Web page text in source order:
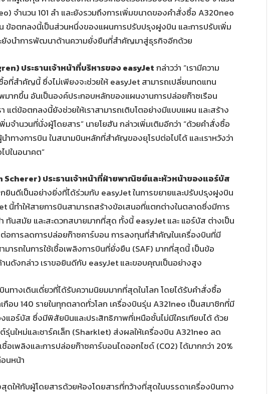
จำนวน 101 ลำ และยังรวมถึงการเพิ่มขนาดของคำสั่งซื้อ A320neo
ข้อตกลงนี้เป็นส่วนหนึ่งของแผนการปรับปรุงฝูงบิน และการปรับเพิ่ม
ยังนำการพัฒนาด้านความยั่งยืนที่สำคัญมาสู่ธุรกิจอีกด้วย
ประธานเจ้าหน้าที่บริหารของ easyJet กล่าวว่า “เรามีความ
ที่สำคัญนี้ ซึ่งไม่เพียงจะช่วยให้ easyJet สามารถเปลี่ยนทดแทน
มากขึ้น อันเป็นองค์ประกอบหลักของแผนงานการปล่อยก๊าซเรือน
แต่ข้อตกลงนี้ยังช่วยให้เราสามารถเติบโตอย่างมีแบบแผน และสร้าง
ำนวนที่นั่งผู้โดยสาร” นายโยฮัน กล่าวเพิ่มเติมอีกว่า “ด้วยคำสั่งซื้อ
ทางการบิน ในสนามบินหลักที่สำคัญของยุโรปต่อไปได้ และเราหวังว่า
ปในอนาคต”
Scherer) ประธานเจ้าหน้าที่ฝ่ายพาณิชย์และหัวหน้าของแอร์บัส
ยินดีเป็นอย่างยิ่งที่ได้ร่วมกับ easyJet ในการขยายและปรับปรุงฝูงบิน
นี้ทำให้สายการบินสามารถสร้างข้อเสนอที่แตกต่างในตลาดซึ่งมีการ
ทันสมัย และสะดวกสบายมากที่สุด ทั้งนี้ easyJet และ แอร์บัส ต่างเป็น
อการลดการปล่อยก๊าซคาร์บอน การลงทุนที่สำคัญในเครื่องบินที่มี
มารถในการใช้เชื้อเพลิงการบินที่ยั่งยืน (SAF) มากที่สุดนี้ เป็นข้อ
นดังกล่าว เราขอยินดีกับ easyJet และขอบคุณเป็นอย่างสูง
ทางเดินเดี่ยวที่ได้รับความนิยมมากที่สุดในโลก โดยได้รับคำสั่งซื้อ
กือบ 140 รายในทุกตลาดทั่วโลก เครื่องบินรุ่น A321neo เป็นสมาชิกที่มี
อร์บัส ซึ่งมีพิสัยบินและประสิทธิภาพที่เหนือชั้นไม่มีใครเทียบได้ ด้วย
นใหม่และชาร์คเล็ท (Sharklet) ส่งผลให้เครื่องบิน A321neo ลด
อเพลิงและการปล่อยก๊าซคาร์บอนไดออกไซด์ (CO2) ได้มากกว่า 20%
นหน้า
ดให้กับผู้โดยสารด้วยห้องโดยสารที่กว้างที่สุดในบรรดาเครื่องบินทาง